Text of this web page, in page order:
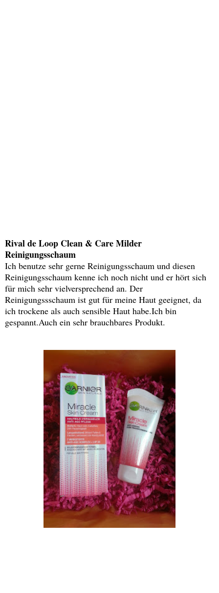
Rival de Loop Clean & Care Milder
Reinigungsschaum
Ich benutze sehr gerne Reinigungsschaum und diesen
Reinigungsschaum kenne ich noch nicht und er hört sich
für mich sehr vielversprechend an. Der
Reinigungssschaum ist gut für meine Haut geeignet, da
ich trockene als auch sensible Haut habe.Ich bin
gespannt.Auch ein sehr brauchbares Produkt.